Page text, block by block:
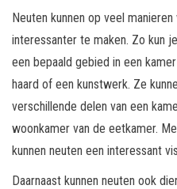
Neuten kunnen op veel
interessanter te maken. Zo kun
een bepaald gebied in een
haard of een kunstwerk. Ze
verschillende delen van een
woonkamer van de eetkamer.
kunnen neuten een interessant
Daarnaast kunnen neuten ook